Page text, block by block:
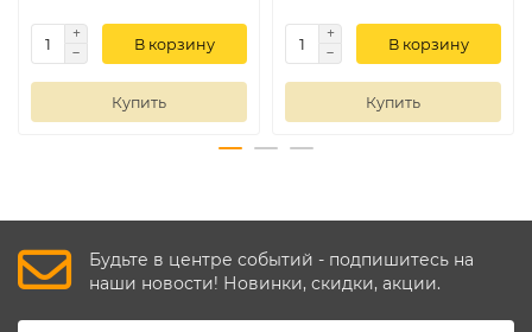
В корзину
Купить
В корзину
Купить
Будьте в центре событий - подпишитесь на
наши новости! Новинки, скидки, акции.